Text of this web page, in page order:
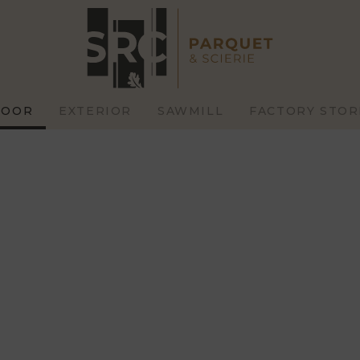
EXTERIOR SAWMILL FACTORY